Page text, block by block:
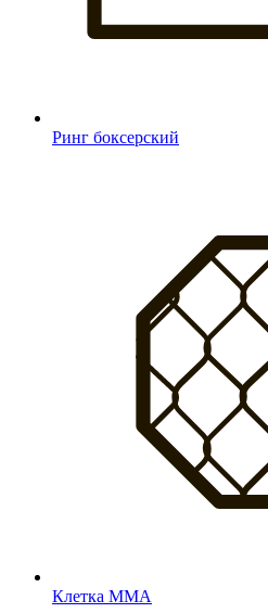
Ринг боксерский
Клетка MMA